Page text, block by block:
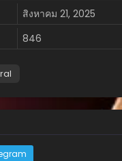
สิงหาคม 21, 2025
846